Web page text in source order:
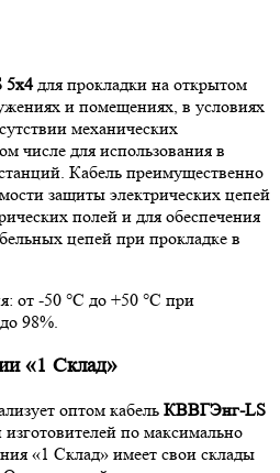
для прокладки на открытом
и помещениях, в условиях
механических
числе для использования в
Кабель преимущественно
защиты электрических цепей
полей и для обеспечения
цепей при прокладке в
от -50 °С до +50 °С при
98%.
«1 Склад»
оптом кабель КВВГЭнг-LS
по максимально
«1 Склад» имеет свои склады